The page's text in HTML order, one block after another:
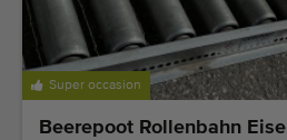
Super occasion
Beerepoot Rollenbahn